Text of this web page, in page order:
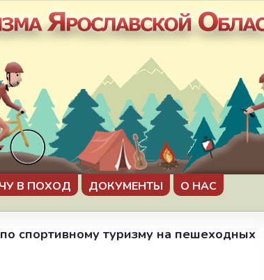
В ПОХОД ДОКУМЕНТЫ О НАС
спортивному туризму на пешеходных